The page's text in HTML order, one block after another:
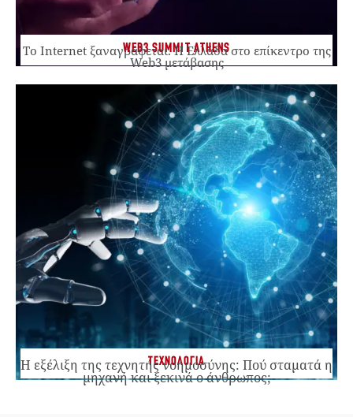
WEB3 SUMMIT ATHENS
Το Internet ξαναγράφεται. Η Ελλάδα στο επίκεντρο της
Web3 μετάβασης
ΤΕΧΝΟΛΟΓΙΑ
Η εξέλιξη της τεχνητής νοημοσύνης: Πού σταματά η
μηχανή και ξεκινά ο άνθρωπος;